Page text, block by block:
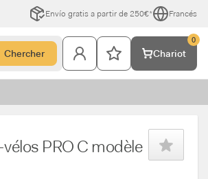
Envío gratis a partir de 250€* Francés
Chercher Chariot
0
PRO C modèle